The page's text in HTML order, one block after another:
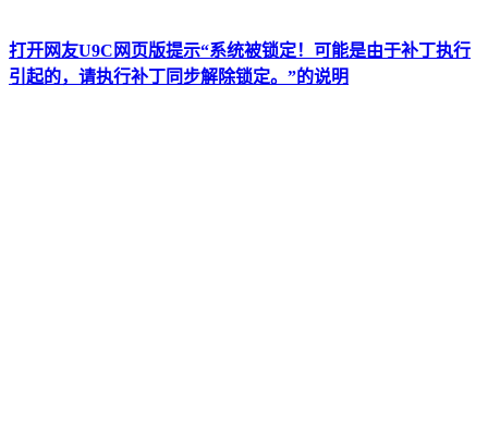
打开网友U9C网页版提示“系统被锁定！可能是由于补丁执行
引起的，请执行补丁同步解除锁定。”的说明